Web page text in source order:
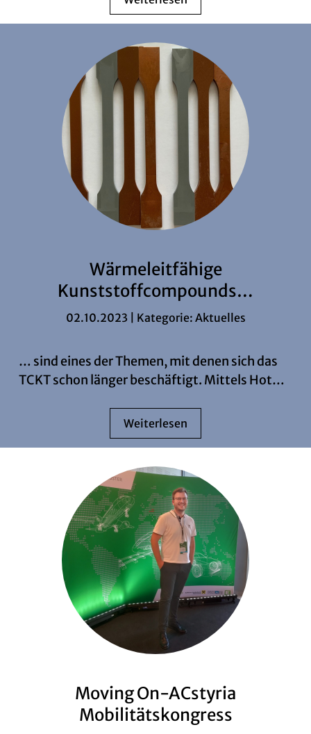
Wärmeleitfähige
Kunststoffcompounds…
02.10.2023 | Kategorie: Aktuelles
… sind eines der Themen, mit denen sich das
TCKT schon länger beschäftigt. Mittels Hot…
Weiterlesen
Moving On-ACstyria
Mobilitätskongress